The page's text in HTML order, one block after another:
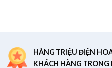
HÀNG TRIỆU ĐIỆN
KHÁCH HÀNG